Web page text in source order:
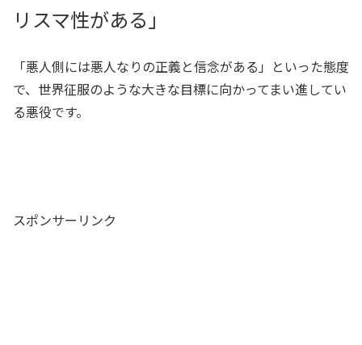
リスマ性がある」
「悪人側には悪人なりの正義と信念がある」といった態度
で、世界征服のような大きな目標に向かってまい進してい
る悪役です。
スポンサーリンク